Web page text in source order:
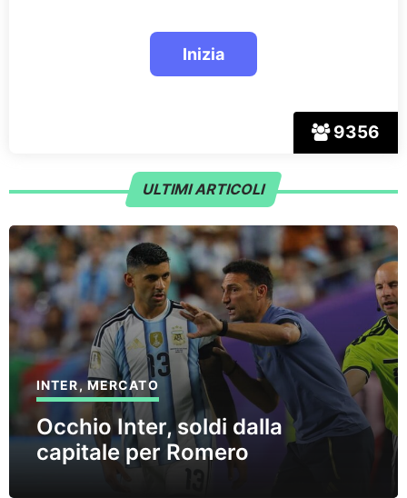
9356
ULTIMI ARTICOLI
INTER,MERCATO
Occhio Inter, soldi dalla
capitale per Romero